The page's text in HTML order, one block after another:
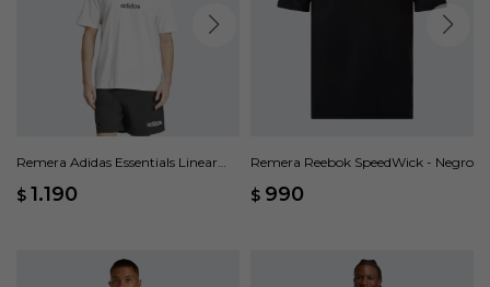
Remera Adidas Essentials Linear
$ 1.190
Remera Reebok SpeedWick - Negro
$ 990